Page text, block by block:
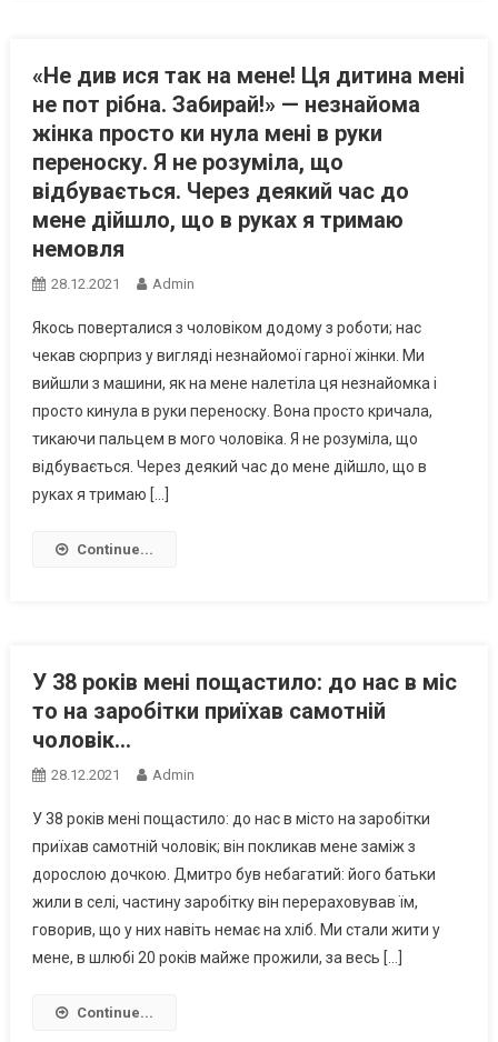
«Не див ися так на мене! Ця дитина мені
не пот рібна. За6ирай!» — незнайома
жінка просто ки нула мені в руки
переноску. Я не розуміла, що
відбувається. Через деякий час до
мене дійшло, що в руках я тримаю
немовля
28.12.2021 Admin
Якось поверталися з чоловіком додому з роботи; нас
чекав сюрприз у вигляді незнайомої гарної жінки. Ми
вийшли з машини, як на мене налетіла ця незнайомка і
просто кинула в руки переноску. Вона просто кричала,
тикаючи пальцем в мого чоловіка. Я не розуміла, що
відбувається. Через деякий час до мене дійшло, що в
руках я тримаю […]
Continue...
У 38 років мені пощастило: до нас в міc
то на заробітки приїхав самотній
чоловік…
28.12.2021 Admin
У 38 років мені пощастило: до нас в місто на заробітки
приїхав самотній чоловік; він покликав мене заміж з
дорослою дочкою. Дмитро був небагатий: його батьки
жили в селі, частину заробітку він перераховував їм,
говорив, що у них навіть немає на хліб. Ми стали жити у
мене, в шлюбі 20 років майже прожили, за весь […]
Continue...